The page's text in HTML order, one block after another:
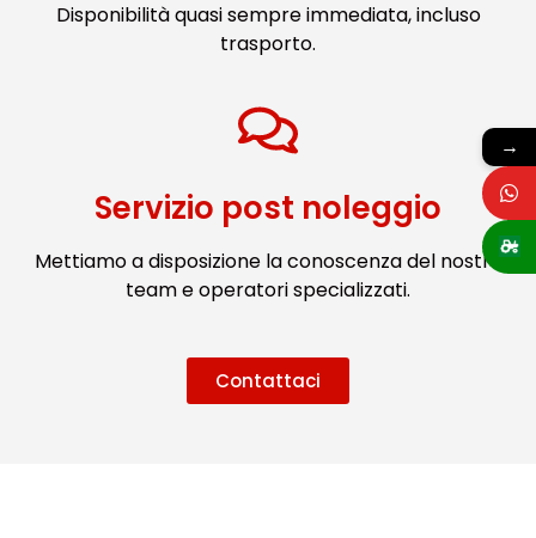
Disponibilità quasi sempre immediata, incluso
trasporto.
Servizio post noleggio
Mettiamo a disposizione la conoscenza del nostro
team e operatori specializzati.
Contattaci
→